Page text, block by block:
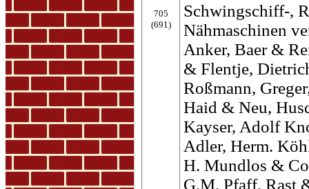
705
(691)
Schwingschiff-,
Nähmaschinen
Anker, Baer &
& Flentje,
Roßmann,
Haid & Neu,
Kayser, Adolf
Adler, Herm.
H. Mundlos &
G.M. Pfaff, Rast